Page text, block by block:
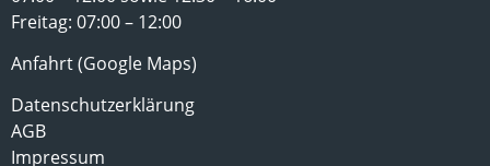
Freitag: 07:00 – 12:00
Anfahrt (Google Maps)
Datenschutzerklärung
AGB
Impressum